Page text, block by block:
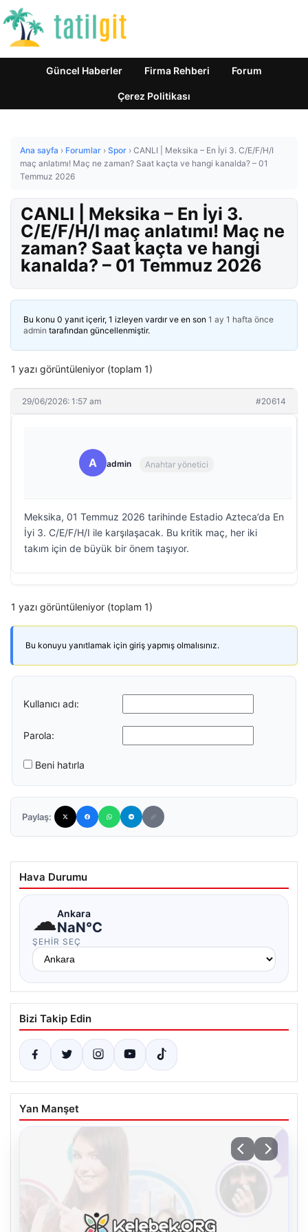
Güncel Haberler Firma Rehberi Forum
Çerez Politikası
Ana sayfa › Forumlar › Spor › CANLI | Meksika – En İyi 3. C/E/F/H/I
maç anlatımı! Maç ne zaman? Saat kaçta ve hangi kanalda? – 01
Temmuz 2026
CANLI | Meksika – En İyi 3.
C/E/F/H/I maç anlatımı! Maç ne
zaman? Saat kaçta ve hangi
kanalda? – 01 Temmuz 2026
Bu konu 0 yanıt içerir, 1 izleyen vardır ve en son 1 ay 1 hafta önce
admin tarafından güncellenmiştir.
1 yazı görüntüleniyor (toplam 1)
29/06/2026: 1:57 am #20614
A admin Anahtar yönetici
Meksika, 01 Temmuz 2026 tarihinde Estadio Azteca’da En
İyi 3. C/E/F/H/I ile karşılaşacak. Bu kritik maç, her iki
takım için de büyük bir önem taşıyor.
1 yazı görüntüleniyor (toplam 1)
Bu konuyu yanıtlamak için giriş yapmış olmalısınız.
Kullanıcı adı:
Parola:
Beni hatırla
Paylaş:
Hava Durumu
☁Ankara
NaN°C
ŞEHIR SEÇ
Bizi Takip Edin
Yan Manşet